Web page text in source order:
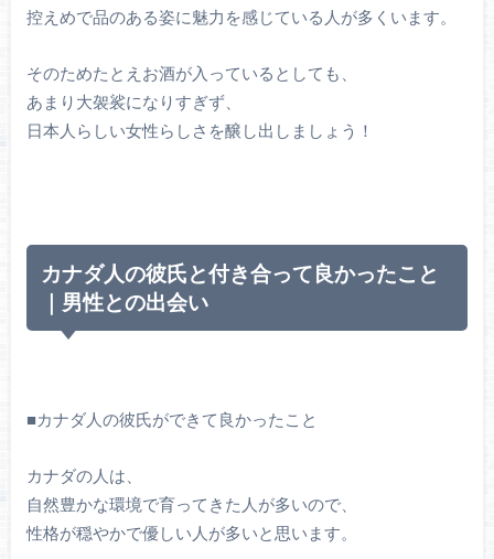
控えめで品のある姿に魅力を感じている人が多くいます。
そのためたとえお酒が入っているとしても、
あまり大袈裟になりすぎず、
日本人らしい女性らしさを醸し出しましょう！
カナダ人の彼氏と付き合って良かったこと
｜男性との出会い
■カナダ人の彼氏ができて良かったこと
カナダの人は、
自然豊かな環境で育ってきた人が多いので、
性格が穏やかで優しい人が多いと思います。